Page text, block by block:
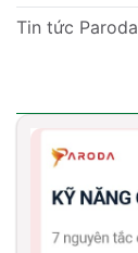
Tin tức Paroda